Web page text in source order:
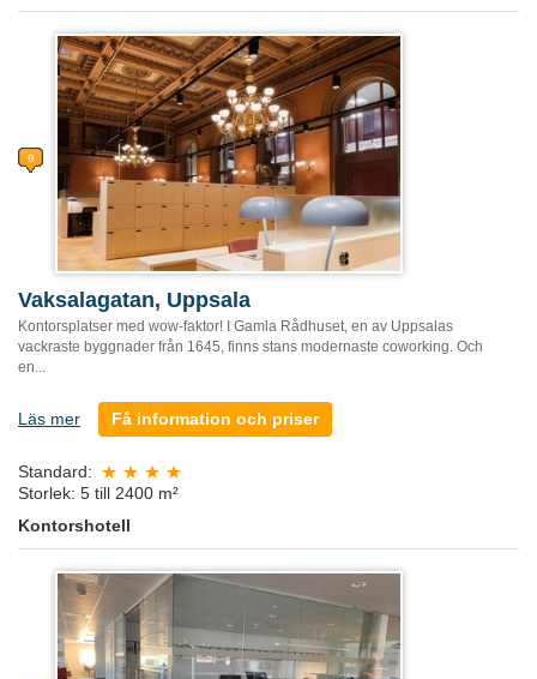
Vaksalagatan, Uppsala
Kontorsplatser med wow-faktor! I Gamla Rådhuset, en av Uppsalas
vackraste byggnader från 1645, finns stans modernaste coworking. Och
en...
Läs mer Få information och priser
Standard:
Storlek: 5 till 2400 m²
Kontorshotell